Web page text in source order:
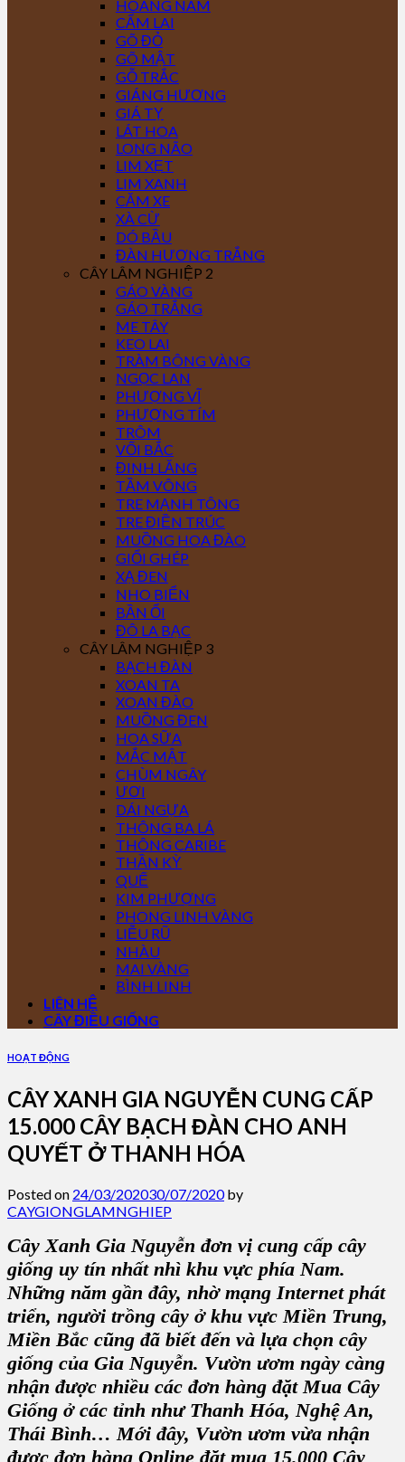
HOÀNG NAM
CẨM LAI
GÕ ĐỎ
GÕ MẬT
GỖ TRẮC
GIÁNG HƯƠNG
GIÁ TỴ
LÁT HOA
LONG NÃO
LIM XẸT
LIM XANH
CĂM XE
XÀ CỪ
DÓ BẦU
ĐÀN HƯƠNG TRẮNG
CÂY LÂM NGHIỆP 2
GÁO VÀNG
GÁO TRẮNG
ME TÂY
KEO LAI
TRÀM BÔNG VÀNG
NGỌC LAN
PHƯỢNG VĨ
PHƯỢNG TÍM
TRÔM
VỐI BẮC
ĐINH LĂNG
TẦM VÔNG
TRE MẠNH TÔNG
TRE ĐIỀN TRÚC
MUỒNG HOA ĐÀO
GIỔI GHÉP
XẠ ĐEN
NHO BIỂN
BẦN ỔI
ĐÔ LA BẠC
CÂY LÂM NGHIỆP 3
BẠCH ĐÀN
XOAN TA
XOAN ĐÀO
MUỒNG ĐEN
HOA SỮA
MẮC MẬT
CHÙM NGÂY
ƯƠI
DÁI NGỰA
THÔNG BA LÁ
THÔNG CARIBE
THẦN KỲ
QUẾ
KIM PHƯỢNG
PHONG LINH VÀNG
LIỄU RŨ
NHÀU
MAI VÀNG
BÌNH LINH
LIÊN HỆ
CÂY ĐIỀU GIỐNG
HOẠT ĐỘNG
CÂY XANH GIA NGUYỄN CUNG CẤP
15.000 CÂY BẠCH ĐÀN CHO ANH
QUYẾT Ở THANH HÓA
Posted on 24/03/202030/07/2020by
CAYGIONGLAMNGHIEP
Cây Xanh Gia Nguyễn đơn vị cung cấp cây
giống uy tín nhất nhì khu vực phía Nam.
Những năm gần đây, nhờ mạng Internet phát
triển, người trồng cây ở khu vực Miền Trung,
Miền Bắc cũng đã biết đến và lựa chọn cây
giống của Gia Nguyễn. Vườn ươm ngày càng
nhận được nhiều các đơn hàng đặt Mua Cây
Giống ở các tỉnh như Thanh Hóa, Nghệ An,
Thái Bình… Mới đây, Vườn ươm vừa nhận
được đơn hàng Online đặt mua 15.000 Cây